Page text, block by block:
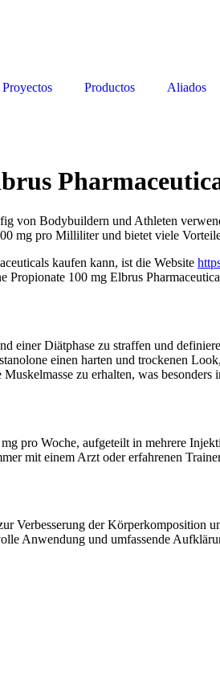
Proyectos Productos Aliados
von Bodybuildern und Athleten
mg pro Milliliter und bietet viele
kaufen kann, ist die Website
100 mg Elbrus
einer Diätphase zu straffen und
einen harten und trockenen
zu erhalten, was
pro Woche, aufgeteilt in mehrere
mit einem Arzt oder erfahrenen
Verbesserung der
Anwendung und umfassende